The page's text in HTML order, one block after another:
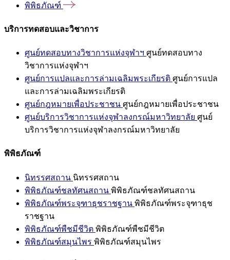
พิพิธภัณฑ์
บริการทดสอบและวิชาการ
ศูนย์ทดสอบทางวิชาการแห่งจุฬาฯ ศูนย์ทดสอบทาง
วิชาการแห่งจุฬาฯ
ศูนย์การแปลและการล่ามเฉลิมพระเกียรติ ศูนย์การแปล
และการล่ามเฉลิมพระเกียรติ
ศูนย์กฎหมายเพื่อประชาชน ศูนย์กฎหมายเพื่อประชาชน
ศูนย์บริการวิชาการแห่งจุฬาลงกรณ์มหาวิทยาลัย ศูนย์
บริการวิชาการแห่งจุฬาลงกรณ์มหาวิทยาลัย
พิพิธภัณฑ์
นิทรรศสถาน นิทรรศสถาน
พิพิธภัณฑ์ชลทัศนสถาน พิพิธภัณฑ์ชลทัศนสถาน
พิพิธภัณฑ์พระจุฑาธุชราชฐาน พิพิธภัณฑ์พระจุฑาธุช
ราชฐาน
พิพิธภัณฑ์พืชมีชีวิต พิพิธภัณฑ์พืชมีชีวิต
พิพิธภัณฑ์สมุนไพร พิพิธภัณฑ์สมุนไพร